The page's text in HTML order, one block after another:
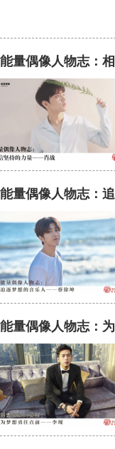
能量偶像人物志：
能量偶像人物志：
能量偶像人物志：